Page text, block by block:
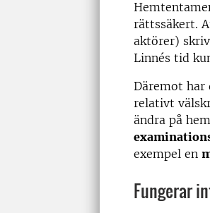
rättssäkert.
aktörer)
Linnés tid
Däremot
relativt
ändra på
exempel en
Fungerar